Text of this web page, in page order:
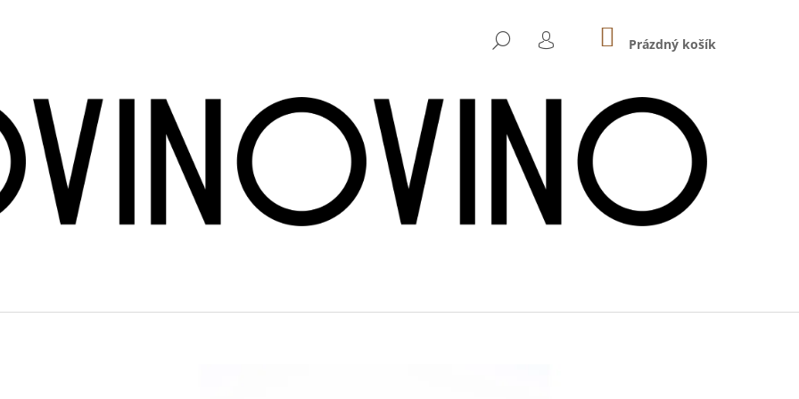
HLEDAT
PŘIHLÁŠENÍ
NÁKUPNÍ
KOŠÍK
Prázdný košík
CO POTŘEBUJETE NAJÍT?
HLEDAT